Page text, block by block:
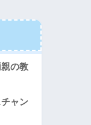
の教
ャン